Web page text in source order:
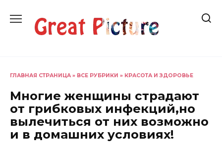
содержанию
ГЛАВНАЯ СТРАНИЦА » ВСЕ РУБРИКИ » КРАСОТА И ЗДОРОВЬЕ
Многие женщины страдают
от грибковых инфекций,но
вылечиться от них возможно
и в домашних условиях!